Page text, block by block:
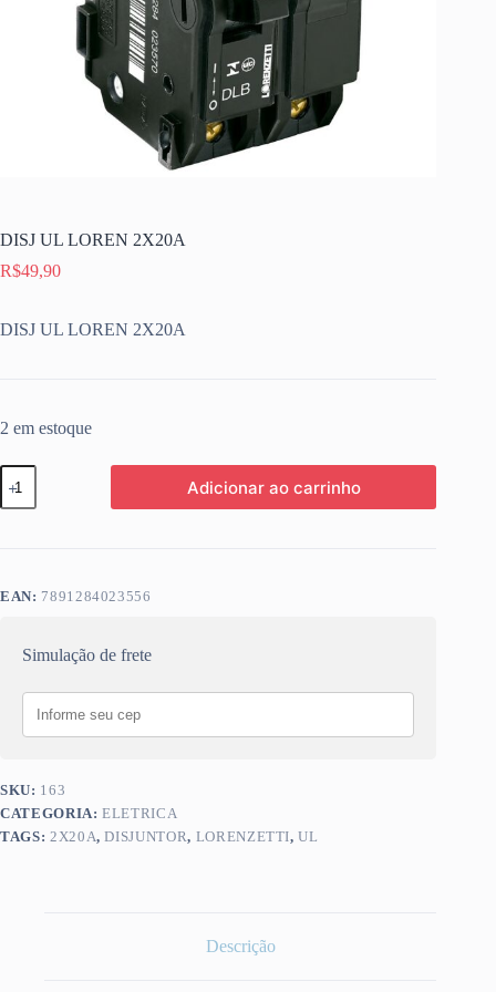
DISJ UL LOREN 2X20A
R$49,90
DISJ UL LOREN 2X20A
2 em estoque
DISJ
UL
LOREN
Adicionar ao carrinho
EAN: 7891284023556
Simulação de frete
SKU: 163
CATEGORIA:ELETRICA
TAGS: 2X20A,DISJUNTOR, LORENZETTI,UL
Descrição